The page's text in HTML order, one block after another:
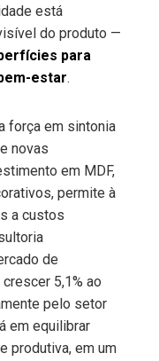
está
do produto —
para
estar.
força em sintonia
novas
em MDF,
permite à
a custos
de
5,1% ao
pelo setor
em equilibrar
produtiva, em um